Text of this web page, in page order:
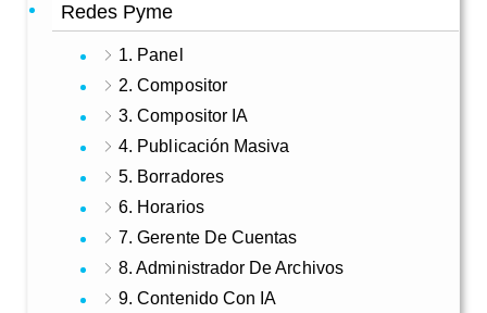
Redes Pyme
1. Panel
2. Compositor
3. Compositor IA
4. Publicación Masiva
5. Borradores
6. Horarios
7. Gerente De Cuentas
8. Administrador De Archivos
9. Contenido Con IA